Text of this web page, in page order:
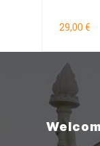
29,00 €